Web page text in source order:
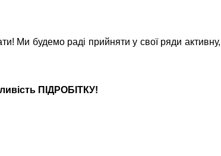
Ми будемо раді прийняти у свої ряди активну,
ПІДРОБІТКУ!